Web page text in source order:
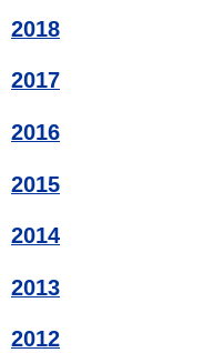
2018
2017
2016
2015
2014
2013
2012